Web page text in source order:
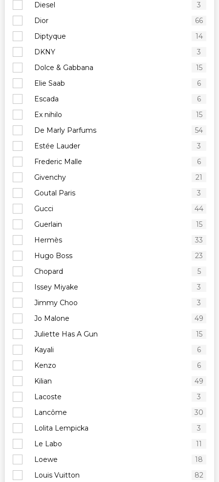
Diesel
3
Dior
66
Diptyque
14
DKNY
3
Dolce & Gabbana
15
Elie Saab
6
Escada
6
Ex nihilo
15
De Marly Parfums
54
Estée Lauder
3
Frederic Malle
6
Givenchy
21
Goutal Paris
3
Gucci
44
Guerlain
15
Hermès
33
Hugo Boss
23
Chopard
5
Issey Miyake
3
Jimmy Choo
3
Jo Malone
49
Juliette Has A Gun
15
Kayali
6
Kenzo
6
Kilian
49
Lacoste
3
Lancôme
30
Lolita Lempicka
3
Le Labo
11
Loewe
18
Louis Vuitton
82